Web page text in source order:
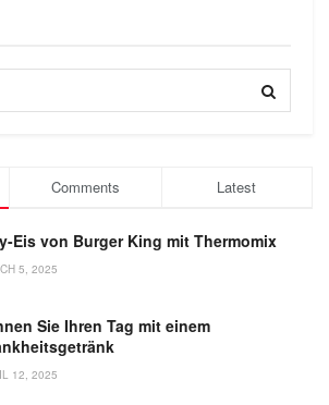
Comments Latest
Eis von Burger King mit Thermomix
5, 2025
Sie Ihren Tag mit einem
12, 2025